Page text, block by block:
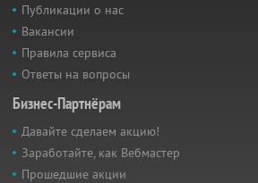
Публикации о нас
Вакансии
Правила сервиса
Ответы на вопросы
Бизнес-Партнёрам
Давайте сделаем акцию!
Заработайте, как Вебмастер
Прошедшие акции